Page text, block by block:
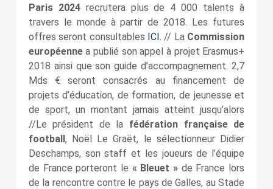
Paris 2024recrutera plus de 4 000 talents à
travers le monde à partir de 2018. Les futures
offres seront consultables ICI.// La Commission
européennea publié son appel à projet Erasmus+
2018 ainsi que son guide d’accompagnement. 2,7
Mds € seront consacrés au financement de
projets d’éducation, de formation, de jeunesse et
de sport, un montant jamais atteint jusqu’alors
//Le président de la fédération française de
football, Noël Le Graët, le sélectionneur Didier
Deschamps, son staff et les joueurs de l’équipe
de France porteront le « Bleuet » de France lors
de la rencontre contre le pays de Galles, au Stade